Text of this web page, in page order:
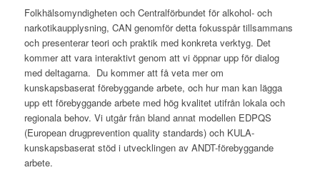
Folkhälsomyndigheten och Centralförbundet för alkohol- och
narkotikaupplysning, CAN genomför detta fokusspår tillsammans
och presenterar teori och praktik med konkreta verktyg. Det
kommer att vara interaktivt genom att vi öppnar upp för dialog
med deltagarna. Du kommer att få veta mer om
kunskapsbaserat förebyggande arbete, och hur man kan lägga
upp ett förebyggande arbete med hög kvalitet utifrån lokala och
regionala behov. Vi utgår från bland annat modellen EDPQS
(European drugprevention quality standards) och KULA-
kunskapsbaserat stöd i utvecklingen av ANDT-förebyggande
arbete.